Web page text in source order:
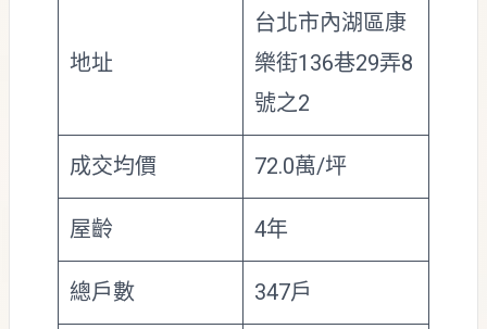
地址
台北市內湖區康
樂街136巷29弄8
號之2
成交均價 72.0萬/坪
屋齡 4年
總戶數 347戶